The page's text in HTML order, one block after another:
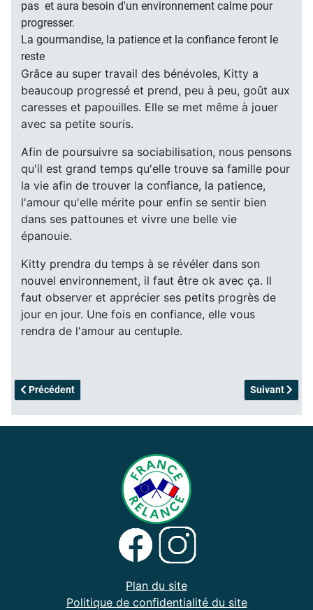
pas et aura besoin d'un environnement calme pour
progresser.
La gourmandise, la patience et la confiance feront le
reste
Grâce au super travail des bénévoles, Kitty a
beaucoup progressé et prend, peu à peu, goût aux
caresses et papouilles. Elle se met même à jouer
avec sa petite souris.
Afin de poursuivre sa sociabilisation, nous pensons
qu'il est grand temps qu'elle trouve sa famille pour
la vie afin de trouver la confiance, la patience,
l'amour qu'elle mérite pour enfin se sentir bien
dans ses pattounes et vivre une belle vie
épanouie.
Kitty prendra du temps à se révéler dans son
nouvel environnement, il faut être ok avec ça. Il
faut observer et apprécier ses petits progrès de
jour en jour. Une fois en confiance, elle vous
rendra de l'amour au centuple.
Article précédent : Glu
Précédent Article
Suivant
Plan du site
Politique de confidentialité du site